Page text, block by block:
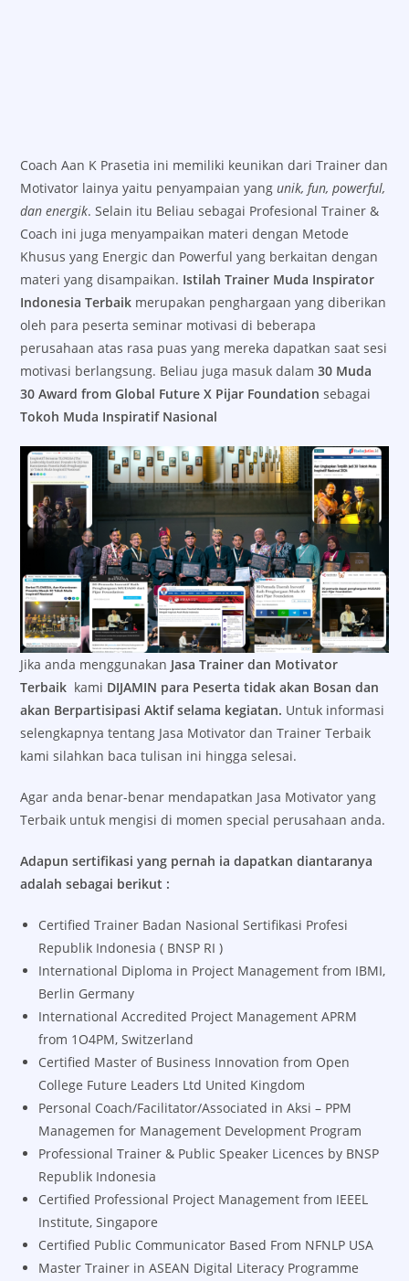
Coach Aan K Prasetia ini memiliki keunikan dari Trainer dan
Motivator lainya yaitu penyampaian yangunik, fun, powerful,
dan energik. Selain itu Beliau sebagai Profesional Trainer &
Coach ini juga menyampaikan materi dengan Metode
Khusus yang Energic dan Powerful yang berkaitan dengan
materi yang disampaikan. Istilah Trainer Muda Inspirator
Indonesia Terbaik merupakan penghargaan yang diberikan
oleh para peserta seminar motivasi di beberapa
perusahaan atas rasa puas yang mereka dapatkan saat sesi
motivasi berlangsung. Beliau juga masuk dalam30 Muda
30 Award from Global Future X Pijar Foundation sebagai
Tokoh Muda Inspiratif Nasional
Jika anda menggunakan Jasa Trainer dan Motivator
Terbaik kami DIJAMIN para Peserta tidak akan Bosan dan
akan Berpartisipasi Aktif selama kegiatan. Untuk informasi
selengkapnya tentang Jasa Motivator dan Trainer Terbaik
kami silahkan baca tulisan ini hingga selesai.
Agar anda benar-benar mendapatkan Jasa Motivator yang
Terbaik untuk mengisi di momen special perusahaan anda.
Adapun sertifikasi yang pernah ia dapatkan diantaranya
adalah sebagai berikut :
Certified Trainer Badan Nasional Sertifikasi Profesi
Republik Indonesia ( BNSP RI )
International Diploma in Project Management from IBMI,
Berlin Germany
International Accredited Project Management APRM
from 1O4PM, Switzerland
Certified Master of Business Innovation from Open
College Future Leaders Ltd United Kingdom
Personal Coach/Facilitator/Associated in Aksi – PPM
Managemen for Management Development Program
Professional Trainer & Public Speaker Licences by BNSP
Republik Indonesia
Certified Professional Project Management from IEEEL
Institute, Singapore
Certified Public Communicator Based From NFNLP USA
Master Trainer in ASEAN Digital Literacy Programme